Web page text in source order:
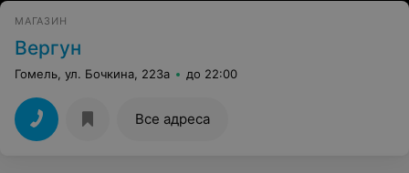
МАГАЗИН
Вергун
Гомель, ул. Бочкина, 223а до 22:00
Все адреса